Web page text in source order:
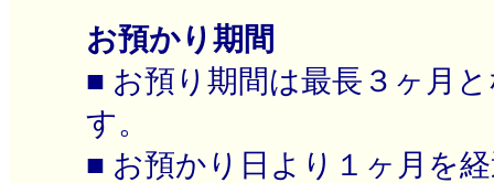
お預かり期間
■ お預り期間は最長３ヶ月
す。
■ お預かり日より１ヶ月を